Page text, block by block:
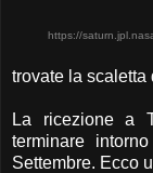
https://
trovate la scaletta
La ricezione a
terminare
Settembre. Ecco